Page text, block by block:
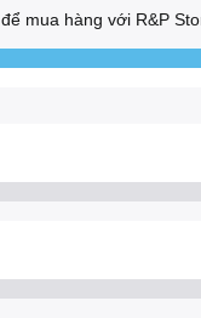
để mua hàng với R&P